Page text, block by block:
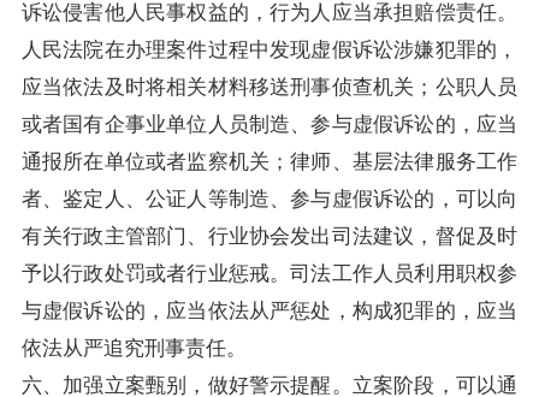
诉讼侵害他人民事权益的，行为人应当承担赔偿责任。
人民法院在办理案件过程中发现虚假诉讼涉嫌犯罪的，
应当依法及时将相关材料移送刑事侦查机关；公职人员
或者国有企事业单位人员制造、参与虚假诉讼的，应当
通报所在单位或者监察机关；律师、基层法律服务工作
者、鉴定人、公证人等制造、参与虚假诉讼的，可以向
有关行政主管部门、行业协会发出司法建议，督促及时
予以行政处罚或者行业惩戒。司法工作人员利用职权参
与虚假诉讼的，应当依法从严惩处，构成犯罪的，应当
依法从严追究刑事责任。
六、加强立案甄别，做好警示提醒。立案阶段，可以通